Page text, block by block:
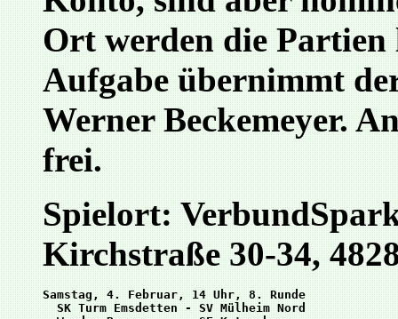
Ort werden die Partien
Aufgabe übernimmt
Werner Beckemeyer.
frei.
Spielort:
Kirchstraße 30-34,
Samstag, 4. Februar, 14 Uhr, 8. Runde
  SK Turm Emsdetten - SV Mülheim Nord